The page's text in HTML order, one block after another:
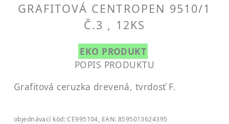
GRAFITOVÁ CENTROPEN 9510/1
Č.3 , 12KS
EKO PRODUKT
POPIS PRODUKTU
Grafitová ceruzka drevená, tvrdosť F.
objednávací kód: CE995104, EAN: 8595013624395